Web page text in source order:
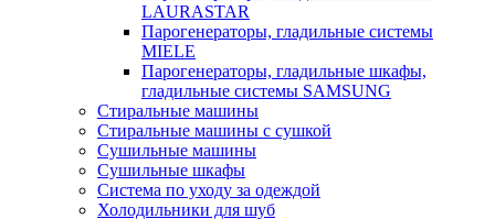
LAURASTAR
Парогенераторы, гладильные системы
MIELE
Парогенераторы, гладильные шкафы,
гладильные системы SAMSUNG
Стиральные машины
Стиральные машины с сушкой
Сушильные машины
Сушильные шкафы
Система по уходу за одеждой
Холодильники для шуб